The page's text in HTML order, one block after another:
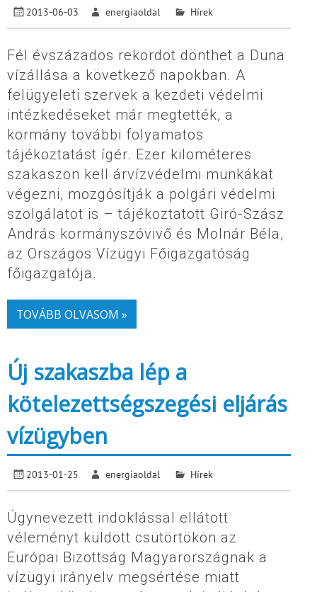
2013-06-03 energiaoldal Hírek
Fél évszázados rekordot dönthet a Duna
vízállása a következő napokban. A
felügyeleti szervek a kezdeti védelmi
intézkedéseket már megtették, a
kormány további folyamatos
tájékoztatást ígér. Ezer kilométeres
szakaszon kell árvízvédelmi munkákat
végezni, mozgósítják a polgári védelmi
szolgálatot is – tájékoztatott Giró-Szász
András kormányszóvivő és Molnár Béla,
az Országos Vízügyi Főigazgatóság
főigazgatója.
TOVÁBB OLVASOM »
Új szakaszba lép a
kötelezettségszegési eljárás
vízügyben
2013-01-25 energiaoldal Hírek
Úgynevezett indoklással ellátott
véleményt küldött csütörtökön az
Európai Bizottság Magyarországnak a
vízügyi irányelv megsértése miatt